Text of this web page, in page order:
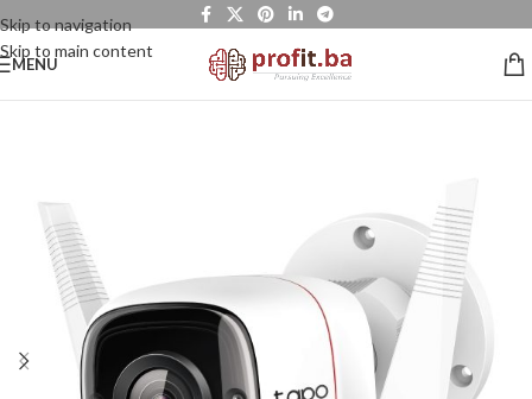
Skip to navigation
Skip to main content
MENU